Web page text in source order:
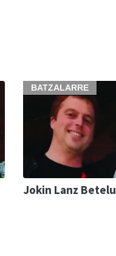
BATZALARRE
Jokin Lanz Betelu